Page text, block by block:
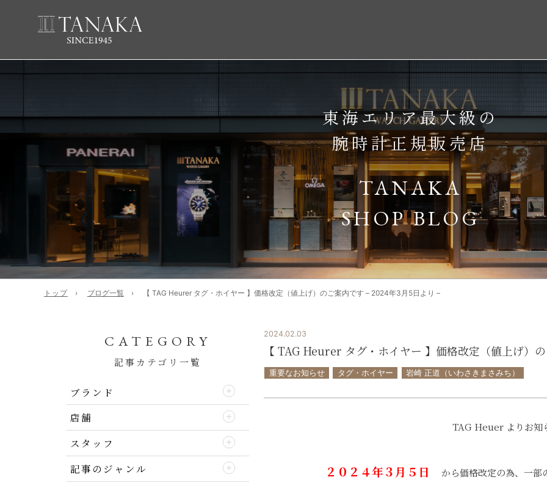
東海エリア最大級の
腕時計正規販売店
TANAKA
SHOP BLOG
トップ ブログ一覧 【 TAG Heurer タグ・ホイヤー 】価格改定（値上げ）のご案内です – 2024年3月5日より –
2024.02.03
【 TAG Heurer タグ・ホイヤー 】価格改定（値上げ）
重要なお知らせ タグ・ホイヤー 岩崎 正道（いわさきまさみち）
TAG Heuer よりお知
２０２４年３月５日
から価格改定の為、一部
CATEGORY
記事カテゴリ一覧
ブランド
店舗
スタッフ
記事のジャンル